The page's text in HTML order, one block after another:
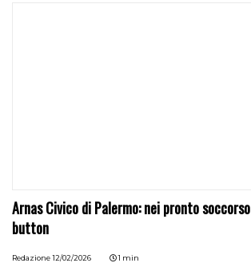
Arnas Civico di Palermo: nei pronto
button
Redazione 12/02/2026 1 min